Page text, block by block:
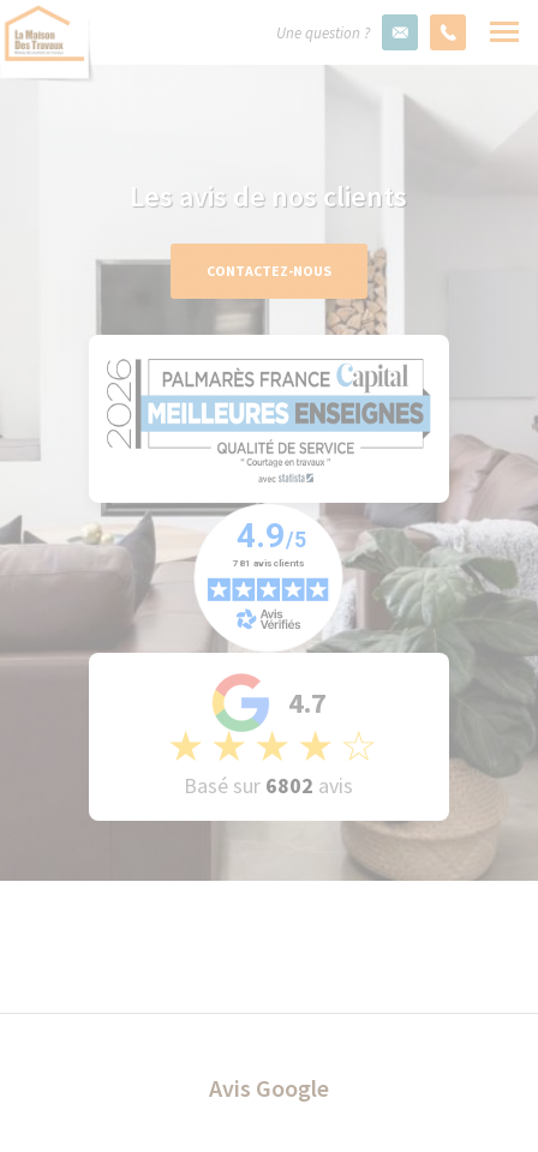
Une question ?
Les avis de nos clients
CONTACTEZ-NOUS
4.7
★ ★★ ★ ☆
Basé sur 6802 avis
Avis Google